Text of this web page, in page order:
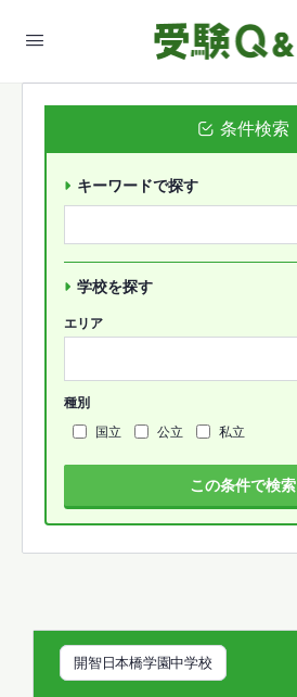
開智日本橋学園中学校
条件検索
キーワードで探す
学校を探す
エリア
種別
国立
公立 私立
この条件で検索